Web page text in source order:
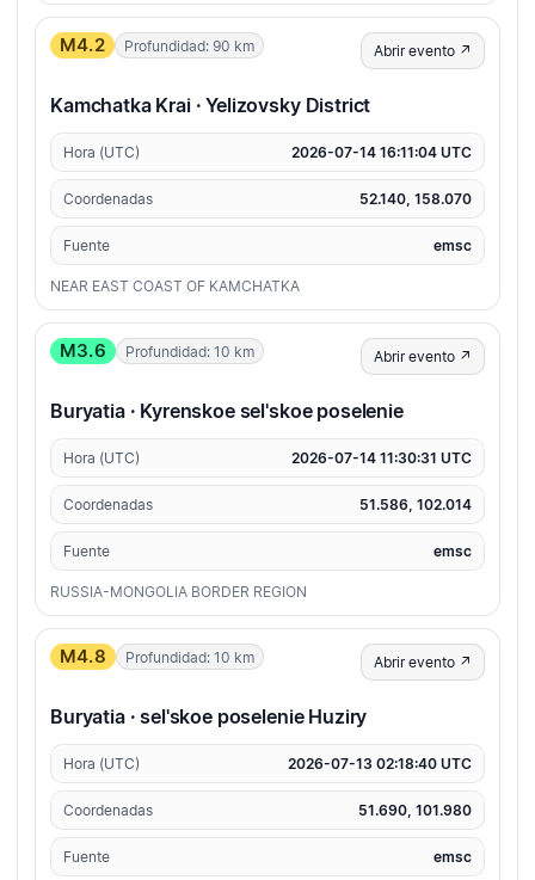
M4.2 Profundidad: 90 km Abrir evento ↗
Kamchatka Krai · Yelizovsky District
Hora (UTC) 2026-07-14 16:11:04 UTC
Coordenadas 52.140, 158.070
Fuente emsc
NEAR EAST COAST OF KAMCHATKA
M3.6 Profundidad: 10 km Abrir evento ↗
Buryatia · Kyrenskoe sel'skoe poselenie
Hora (UTC) 2026-07-14 11:30:31 UTC
Coordenadas 51.586, 102.014
Fuente emsc
RUSSIA-MONGOLIA BORDER REGION
M4.8 Profundidad: 10 km Abrir evento ↗
Buryatia · sel'skoe poselenie Huziry
Hora (UTC) 2026-07-13 02:18:40 UTC
Coordenadas 51.690, 101.980
Fuente emsc